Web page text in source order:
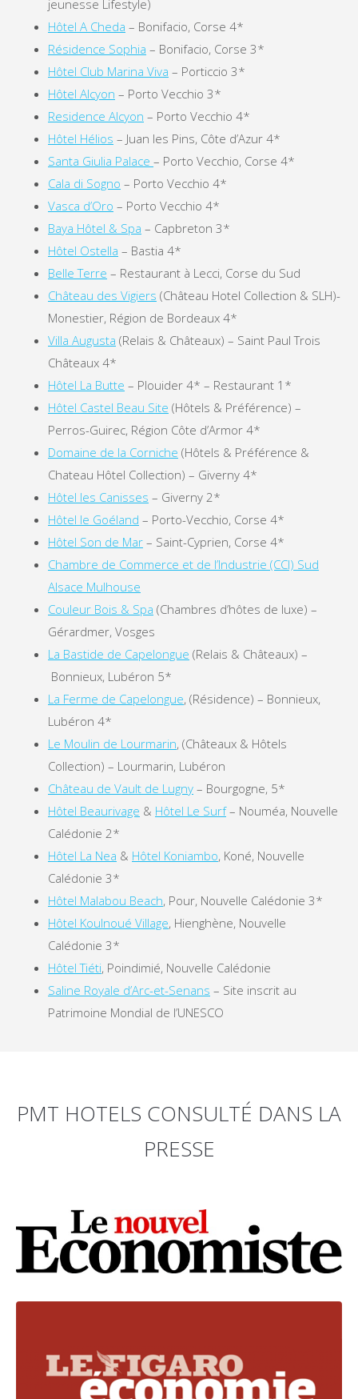
jeunesse Lifestyle)
Hôtel A Cheda – Bonifacio, Corse 4*
Résidence Sophia – Bonifacio, Corse 3*
Hôtel Club Marina Viva – Porticcio 3*
Hôtel Alcyon – Porto Vecchio 3*
Residence Alcyon – Porto Vecchio 4*
Hôtel Hélios – Juan les Pins, Côte d’Azur 4*
Santa Giulia Palace – Porto Vecchio, Corse 4*
Cala di Sogno – Porto Vecchio 4*
Vasca d’Oro – Porto Vecchio 4*
Baya Hôtel & Spa – Capbreton 3*
Hôtel Ostella – Bastia 4*
Belle Terre – Restaurant à Lecci, Corse du Sud
Château des Vigiers (Château Hotel Collection & SLH)-
Monestier, Région de Bordeaux 4*
Villa Augusta (Relais & Châteaux) – Saint Paul Trois
Châteaux 4*
Hôtel La Butte – Plouider 4* – Restaurant 1*
Hôtel Castel Beau Site (Hôtels & Préférence) –
Perros-Guirec, Région Côte d’Armor 4*
Domaine de la Corniche (Hôtels & Préférence &
Chateau Hôtel Collection) – Giverny 4*
Hôtel les Canisses – Giverny 2*
Hôtel le Goéland – Porto-Vecchio, Corse 4*
Hôtel Son de Mar – Saint-Cyprien, Corse 4*
Chambre de Commerce et de l’Industrie (CCI) Sud
Alsace Mulhouse
Couleur Bois & Spa (Chambres d’hôtes de luxe) –
Gérardmer, Vosges
La Bastide de Capelongue (Relais & Châteaux) –
Bonnieux, Lubéron 5*
La Ferme de Capelongue, (Résidence) – Bonnieux,
Lubéron 4*
Le Moulin de Lourmarin, (Châteaux & Hôtels
Collection) – Lourmarin, Lubéron
Château de Vault de Lugny – Bourgogne, 5*
Hôtel Beaurivage & Hôtel Le Surf– Nouméa, Nouvelle
Calédonie 2*
Hôtel La Nea & Hôtel Koniambo, Koné, Nouvelle
Calédonie 3*
Hôtel Malabou Beach, Pour, Nouvelle Calédonie 3*
Hôtel Koulnoué Village, Hienghène, Nouvelle
Calédonie 3*
Hôtel Tiéti, Poindimié, Nouvelle Calédonie
Saline Royale d’Arc-et-Senans – Site inscrit au
Patrimoine Mondial de l’UNESCO
PMT HOTELS CONSULTÉ DANS LA
PRESSE